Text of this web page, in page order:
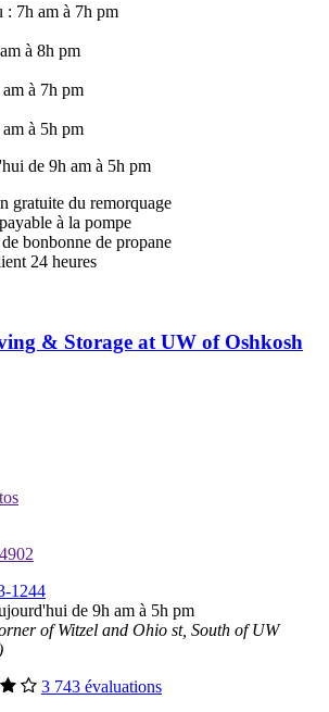
: 7h am à 7h pm
à 8h pm
à 7h pm
à 5h pm
de 9h am à 5h pm
gratuite du remorquage
à la pompe
bonbonne de propane
24 heures
& Storage at UW of Oshkosh
1244
de 9h am à 5h pm
of Witzel and Ohio st, South of UW
3 743 évaluations